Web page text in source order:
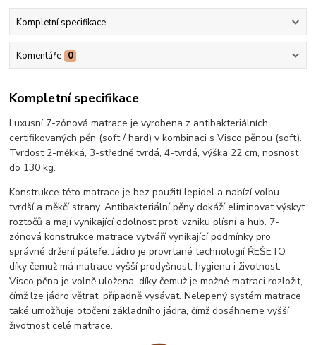
Kompletní specifikace
Komentáře 0
Kompletní specifikace
Luxusní 7-zónová matrace je vyrobena z antibakteriálních
certifikovaných pěn (soft / hard) v kombinaci s Visco pěnou (soft).
Tvrdost 2-měkká, 3-středně tvrdá, 4-tvrdá, výška 22 cm, nosnost
do 130 kg.
Konstrukce této matrace je bez použití lepidel a nabízí volbu
tvrdší a měkčí strany. Antibakteriální pěny dokáží eliminovat výskyt
roztočů a mají vynikající odolnost proti vzniku plísní a hub. 7-
zónová konstrukce matrace vytváří vynikající podmínky pro
správné držení páteře. Jádro je provrtané technologií ŘEŠETO,
díky čemuž má matrace vyšší prodyšnost, hygienu i životnost.
Visco pěna je volně uložena, díky čemuž je možné matraci rozložit,
čímž lze jádro větrat, případně vysávat. Nelepený systém matrace
také umožňuje otočení základního jádra, čímž dosáhneme vyšší
životnost celé matrace.